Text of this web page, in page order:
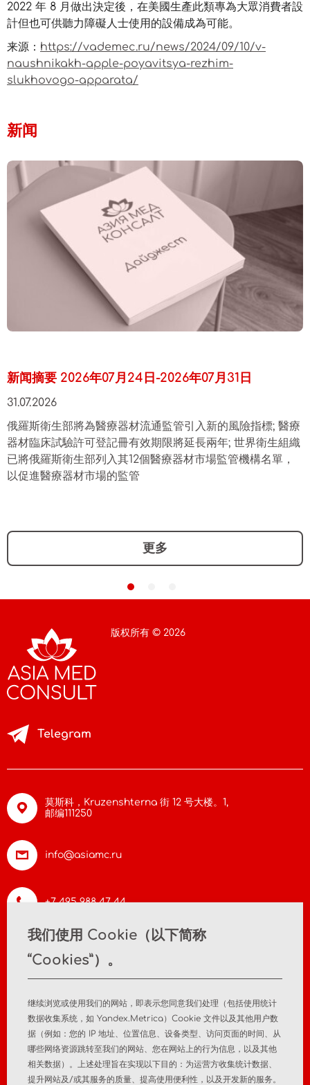
2022 年 8 月做出決定後，在美國生產此類專為大眾消費者設
計但也可供聽力障礙人士使用的設備成為可能。
来源： https://vademec.ru/news/2024/09/10/v-
naushnikakh-apple-poyavitsya-rezhim-
slukhovogo-apparata/
新闻
新闻摘要 2026年07月24日-2026年07月31日
31.07.2026
俄羅斯衛生部將為醫療器材流通監管引入新的風險指標; 醫療
器材臨床試驗許可登記冊有效期限將延長兩年; 世界衛生組織
已將俄羅斯衛生部列入其12個醫療器材市場監管機構名單，
以促進醫療器材市場的監管
更多
版权所有 © 2026
莫斯科，Kruzenshterna 街 12 号大楼。1,
邮编111250
info@asiamc.ru
+7 495 988 47 44
Telegram
联系方式
医疗器械注册 注册后监测
我们使用 Cookie（以下简称
“Cookies”）。
继续浏览或使用我们的网站，即表示您同意我们处理（包括使用统计
数据收集系统，如 Yandex.Metrica）Cookie 文件以及其他用户数
据（例如：您的 IP 地址、位置信息、设备类型、访问页面的时间、从
哪些网络资源跳转至我们的网站、您在网站上的行为信息，以及其他
相关数据）。上述处理旨在实现以下目的：为运营方收集统计数据、
提升网站及/或其服务的质量、提高使用便利性，以及开发新的服务。